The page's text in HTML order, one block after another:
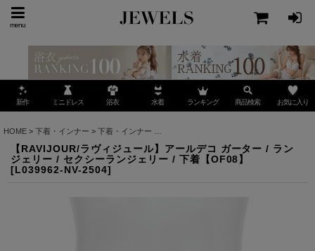
menu
新作 ミニドレス 浴衣 水着 ランキング 商品検索 お気に入り
HOME > 下着・インナー > 下着・インナー
【RAVIJOUR/ラヴィジュール】アールデコ ガーター / ラン
ジェリー / セクシーランジェリー / 下着【OF08】
[L039962-NV-2504]